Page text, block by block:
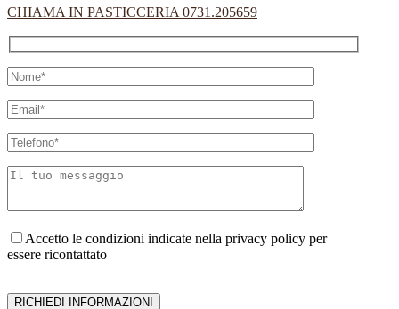
CHIAMA IN PASTICCERIA 0731.205659
Accetto le condizioni indicate nella privacy policy per
essere ricontattato